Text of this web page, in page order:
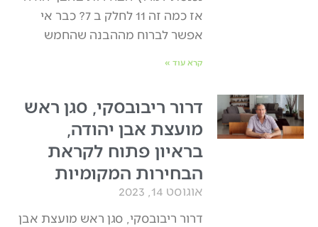
אז כמה זה 11 לחלק ב 7? כבר אי
אפשר לברוח מההבנה שהחמש
קרא עוד »
דרור ריבובסקי, סגן ראש
מועצת אבן יהודה,
בראיון פתוח לקראת
הבחירות המקומיות
אוגוסט 14, 2023
דרור ריבובסקי, סגן ראש מועצת אבן